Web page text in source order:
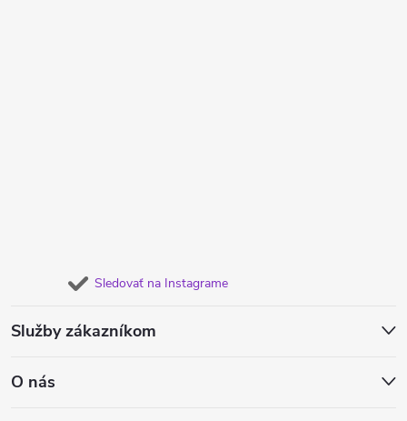
Sledovať na Instagrame
Služby zákazníkom
O nás